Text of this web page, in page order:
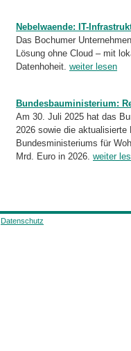
Nebelwaende: IT-
Das Bochumer
Lösung ohne Cloud – mit
Datenhoheit. weiter lesen
Bundesbauministerium:
Am 30. Juli 2025 hat das
2026 sowie die
Bundesministeriums für
Mrd. Euro in 2026. weiter
Datenschutz